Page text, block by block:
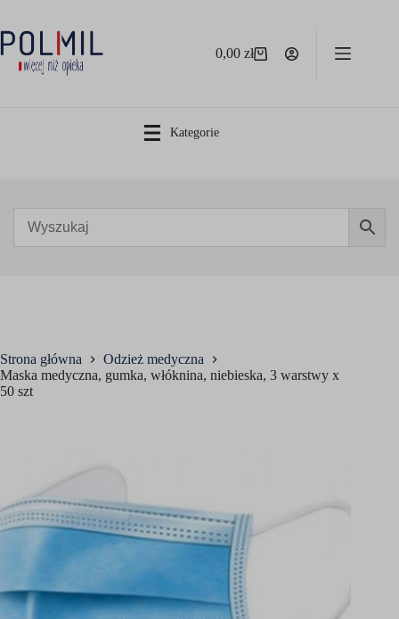
treści
Koszyk
0,00zł
Kategorie
Strona główna
Odzież medyczna
Maska medyczna, gumka, włóknina, niebieska, 3 warstwy x
50 szt